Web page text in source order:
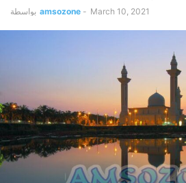
بواسطة amsozone - March 10, 2021